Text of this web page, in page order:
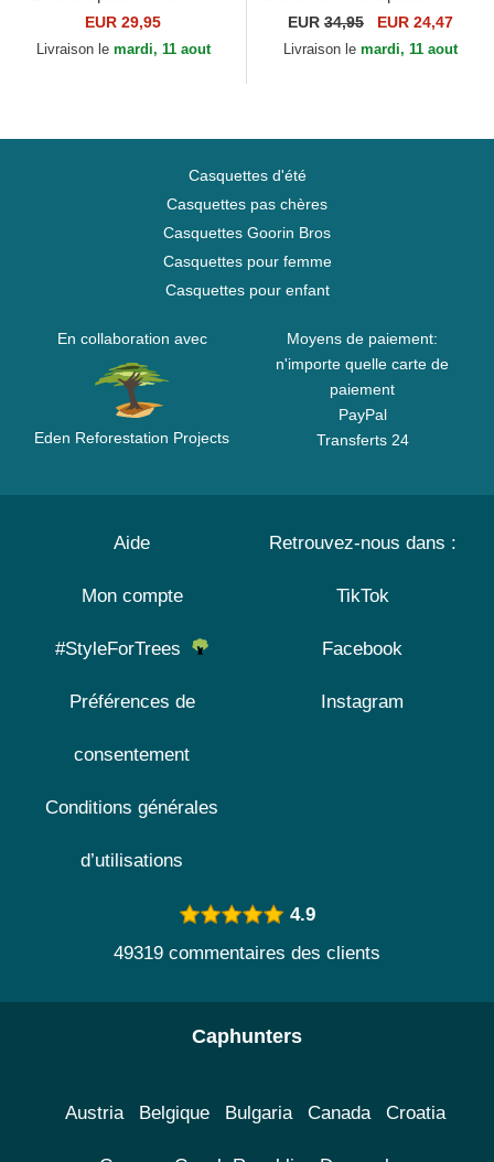
M-Crown Player Replica
New York Yankees MLB
EUR 29,95
Livraison le mardi, 11 aout
9FORTY M-Crown City
Feature New York Yankees
EUR 34,95 EUR 24,47
Livraison le mardi, 11 aout
Casquettes d'été
Casquettes pas chères
Casquettes Goorin Bros
Casquettes pour femme
Casquettes pour enfant
En collaboration avec
Eden Reforestation Projects
Moyens de paiement:
n'importe quelle carte de
paiement
PayPal
Transferts 24
Aide
Mon compte
#StyleForTrees
Préférences de
consentement
Conditions générales
d’utilisations
Retrouvez-nous dans :
TikTok
Facebook
Instagram
4.9
49319 commentaires des clients
Caphunters
Austria Belgique Bulgaria Canada Croatia